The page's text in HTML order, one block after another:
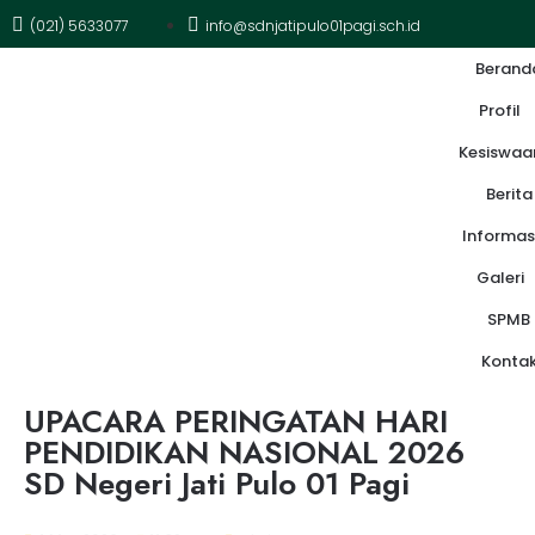
(021) 5633077 info@sdnjatipulo01pagi.sch.id
Profil
Berita
Galeri
SPMB
UPACARA PERINGATAN HARI
PENDIDIKAN NASIONAL 2026
SD Negeri Jati Pulo 01 Pagi